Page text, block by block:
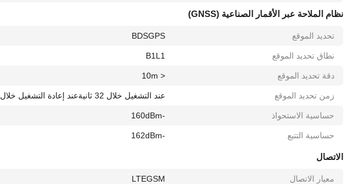
نظام الملاحة عبر الأقمار الصناعية (GNSS)
تحديد الموقع GPS
BDS
نطاق تحديد الموقع L1
B1
دقة تحديد الموقع < 10m
زمن تحديد الموقع عند التشغيل خلال 32 ثانية عند إعادة التشغيل خلال 15 ثانية
حساسية الاستحواذ -160dBm
حساسية التتبع -162dBm
الاتصال
معيار الاتصال GSM
LTE